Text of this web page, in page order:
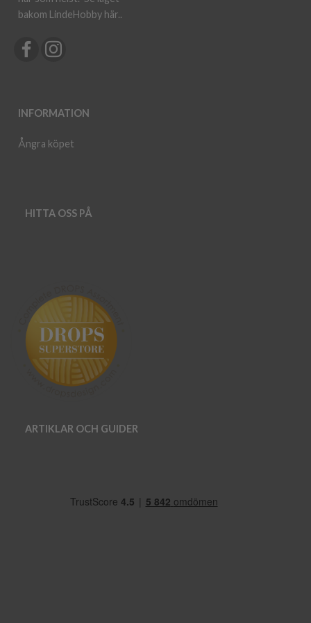
bakom LindeHobby här..
INFORMATION
Ångra köpet
HITTA OSS PÅ
ARTIKLAR OCH GUIDER